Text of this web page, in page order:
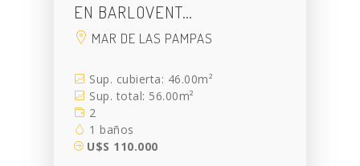
EN BARLOVENT…
MAR DE LAS PAMPAS
Sup. cubierta: 46.00m²
Sup. total: 56.00m²
2
1 baños
U$S 110.000